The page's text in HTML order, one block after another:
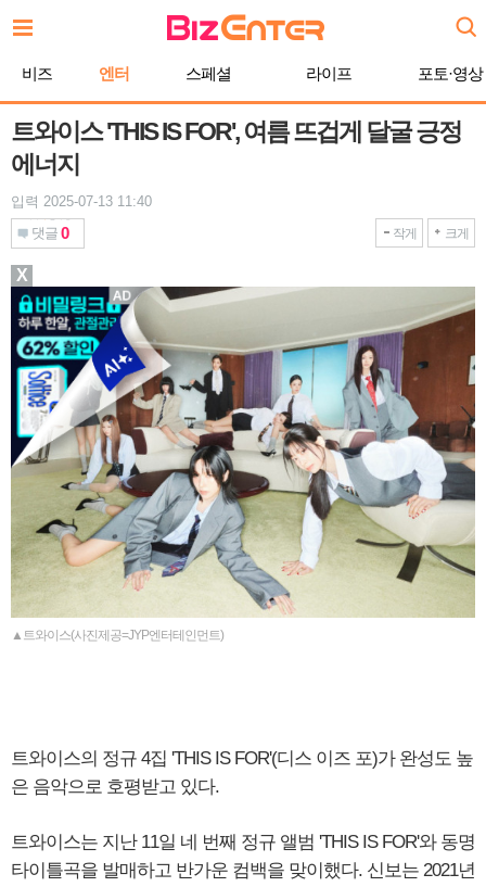
문
비즈 엔터 스페셜 라이프 포토·영상
트와이스 'THIS IS FOR', 여름 뜨겁게 달굴 긍정
에너지
입력 2025-07-13 11:40
댓글 0 작게 크게
▲트와이스(사진제공=JYP엔터테인먼트)
트와이스의 정규 4집 'THIS IS FOR'(디스 이즈 포)가 완성도 높
은 음악으로 호평받고 있다.
트와이스는 지난 11일 네 번째 정규 앨범 'THIS IS FOR'와 동명
타이틀곡을 발매하고 반가운 컴백을 맞이했다. 신보는 2021년
X